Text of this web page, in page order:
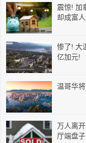
震惊! 加
却成富
惨了! 大
亿加元!
温哥华
万人离
厅端盘子